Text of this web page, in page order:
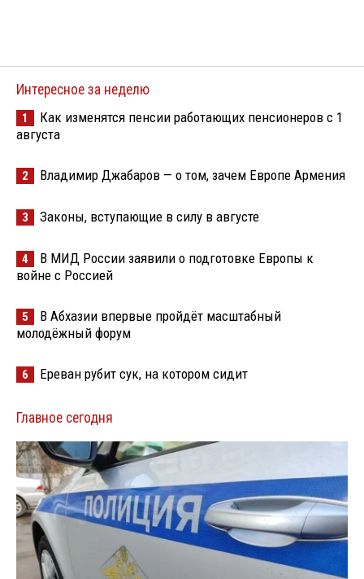
Интересное за неделю
1
Как изменятся пенсии работающих пенсионеров с 1
августа
2 Владимир Джабаров — о том, зачем Европе Армения
3 Законы, вступающие в силу в августе
4
В МИД России заявили о подготовке Европы к
войне с Россией
5
В Абхазии впервые пройдёт масштабный
молодёжный форум
6 Ереван рубит сук, на котором сидит
Главное сегодня